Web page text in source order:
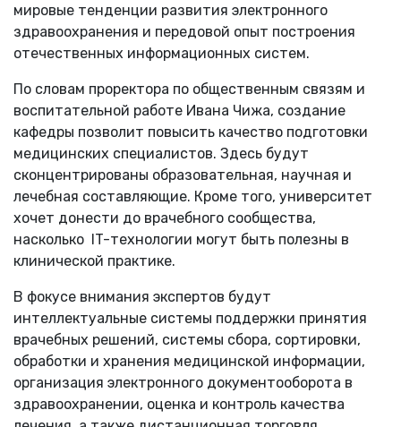
мировые тенденции развития электронного
здравоохранения и передовой опыт построения
отечественных информационных систем.
По словам проректора по общественным связям и
воспитательной работе Ивана Чижа, создание
кафедры позволит повысить качество подготовки
медицинских специалистов. Здесь будут
сконцентрированы образовательная, научная и
лечебная составляющие. Кроме того, университет
хочет донести до врачебного сообщества,
насколько IT-технологии могут быть полезны в
клинической практике.
В фокусе внимания экспертов будут
интеллектуальные системы поддержки принятия
врачебных решений, системы сбора, сортировки,
обработки и хранения медицинской информации,
организация электронного документооборота в
здравоохранении, оценка и контроль качества